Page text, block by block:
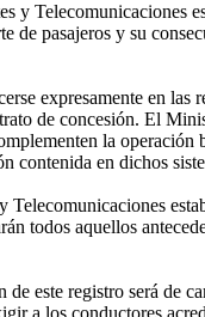
y Telecomunicaciones
de pasajeros y su
expresamente en
de concesión. El
la
contenida en dichos
todos aquellos
este registro será de
a los conductores